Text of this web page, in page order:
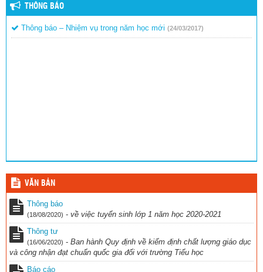
THÔNG BÁO
Thông báo – Nhiệm vụ trong năm học mới (24/03/2017)
VĂN BẢN
Thông báo
(18/08/2020) - về việc tuyển sinh lớp 1 năm học 2020-2021
Thông tư
(16/06/2020) - Ban hành Quy định về kiểm định chất lượng giáo dục
và công nhận đạt chuẩn quốc gia đối với trường Tiểu học
Báo cáo